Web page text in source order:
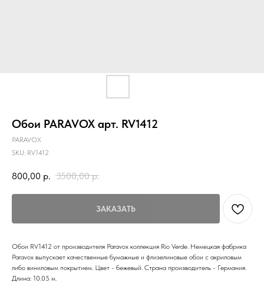
Обои PARAVOX арт. RV1412
PARAVOX
SKU: RV1412
800,00 р. 3500,00 р.
ЗАКАЗАТЬ
Обои RV1412 от производителя Paravox коллекция Rio Verde. Немецкая фабрика
Paravox выпускает качественные бумажные и флизелиновые обои с акриловым
либо виниловым покрытием. Цвет - бежевый. Страна производитель - Германия.
Длина: 10.05 м.